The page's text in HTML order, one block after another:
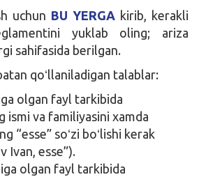
uchun BU YERGA kirib, kerakli
yuklab oling; ariza
sahifasida berilgan.
qoʻllaniladigan talablar:
olgan fayl tarkibida
ismi va familiyasini xamda
“esse” soʻzi boʻlishi kerak
Ivan, esse”).
olgan fayl tarkibida